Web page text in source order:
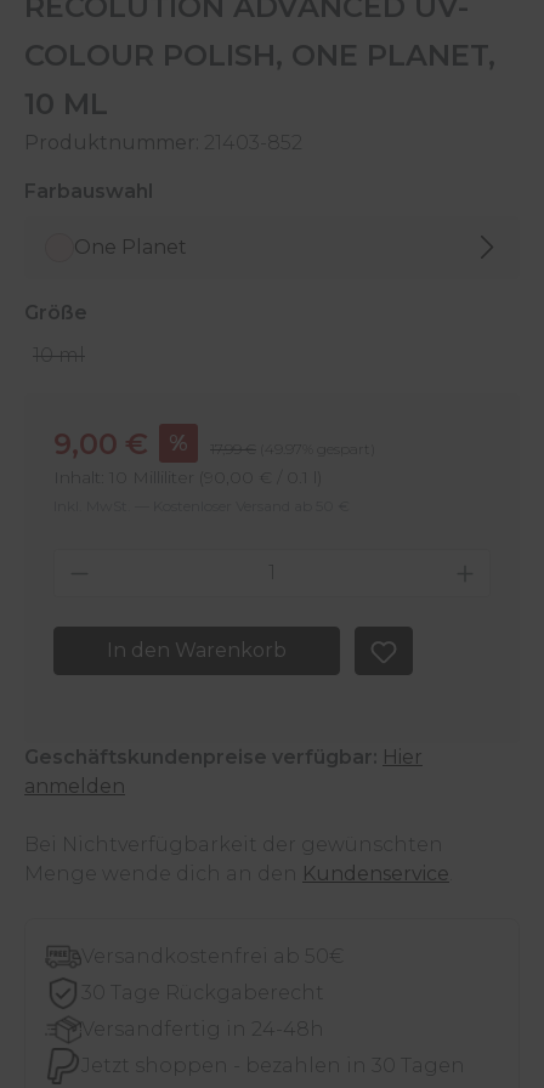
COLOUR POLISH, ONE PLANET,
10 ML
Produktnummer: 21403-852
Farbauswahl
One Planet
Größe
10 ml
Verkaufspreis:
9,00 € % Regulärer Preis:
17,99 € (49.97% gespart)
Inhalt: 10 Milliliter (90,00 € / 0.1 l)
Produkt Anzahl: Gib den
In den Warenkorb
Geschäftskundenpreise verfügbar: Hier
anmelden
Bei Nichtverfügbarkeit der gewünschten
Menge wende dich an den
Kundenservice
Versandkostenfrei ab 50€
30 Tage Rückgaberecht
Versandfertig in 24-48h
Jetzt shoppen - bezahlen in 30 Tagen